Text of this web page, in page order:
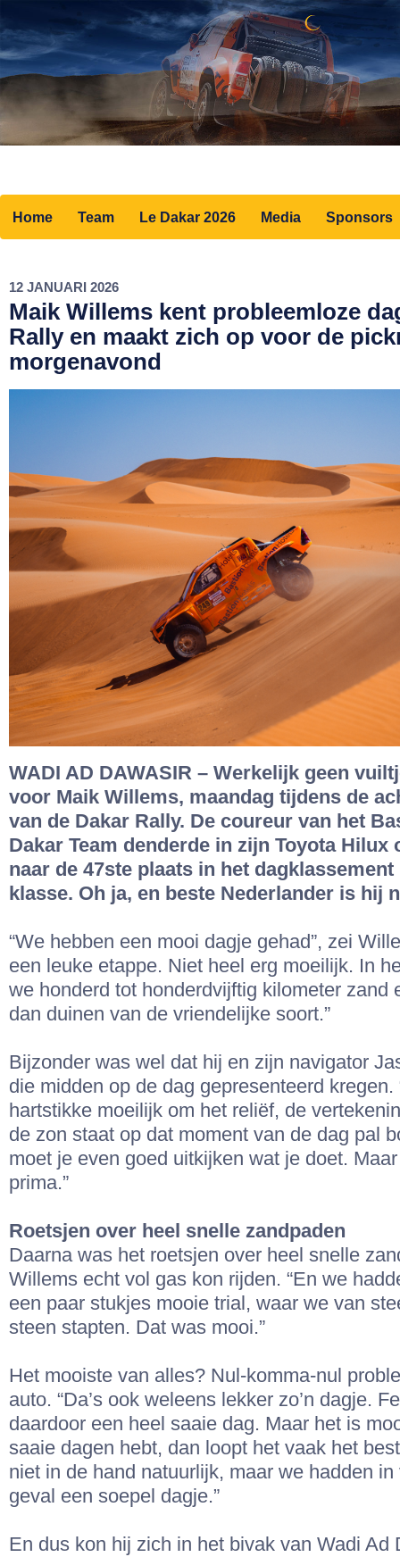
Home Team Le Dakar 2026 Media Sponsors
12 JANUARI 2026
Maik Willems kent probleemloze
Rally en maakt zich op voor de
morgenavond
WADI AD DAWASIR – Werkelijk geen
voor Maik Willems, maandag tijdens de
van de Dakar Rally. De coureur van het
Dakar Team denderde in zijn Toyota Hilux
naar de 47ste plaats in het
klasse. Oh ja, en beste Nederlander is hij
“We hebben een mooi dagje gehad”, zei
een leuke etappe. Niet heel erg moeilijk. In
we honderd tot honderdvijftig kilometer zand
dan duinen van de vriendelijke soort.”
Bijzonder was wel dat hij en zijn navigator
die midden op de dag gepresenteerd kregen.
hartstikke moeilijk om het reliëf, de
de zon staat op dat moment van de dag pal
moet je even goed uitkijken wat je doet.
prima.”
Roetsjen over heel snelle zandpaden
Daarna was het roetsjen over heel snelle
Willems echt vol gas kon rijden. “En we
een paar stukjes mooie trial, waar we van
steen stapten. Dat was mooi.”
Het mooiste van alles? Nul-komma-nul
auto. “Da’s ook weleens lekker zo’n dagje.
daardoor een heel saaie dag. Maar het is
saaie dagen hebt, dan loopt het vaak het
niet in de hand natuurlijk, maar we hadden
geval een soepel dagje.”
En dus kon hij zich in het bivak van Wadi Ad